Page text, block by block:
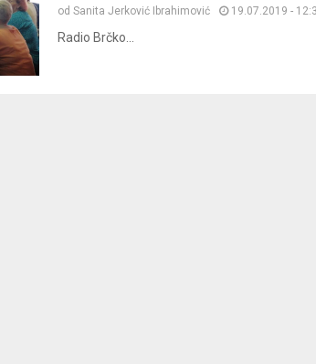
od Sanita Jerković Ibrahimović 19.07.2019 -
Radio Brčko...